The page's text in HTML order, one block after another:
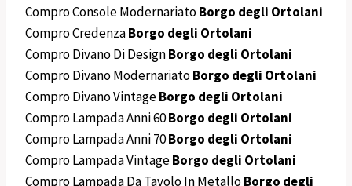
Compro Console ModernariatoBorgo degli Ortolani
Compro CredenzaBorgo degli Ortolani
Compro Divano Di DesignBorgo degli Ortolani
Compro Divano ModernariatoBorgo degli Ortolani
Compro Divano VintageBorgo degli Ortolani
Compro Lampada Anni 60Borgo degli Ortolani
Compro Lampada Anni 70Borgo degli Ortolani
Compro Lampada VintageBorgo degli Ortolani
Compro Lampada Da Tavolo In MetalloBorgo degli